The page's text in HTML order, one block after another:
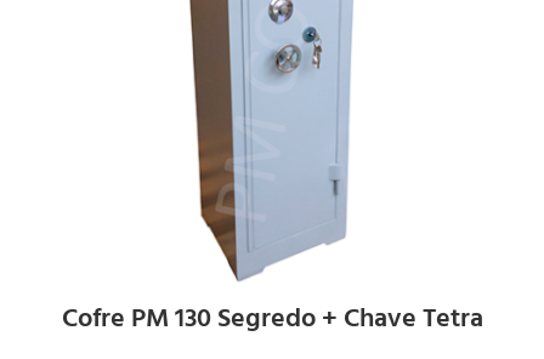
Cofre PM 130 Segredo + Chave Tetra